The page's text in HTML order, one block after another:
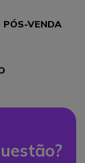
PÓS-VENDA